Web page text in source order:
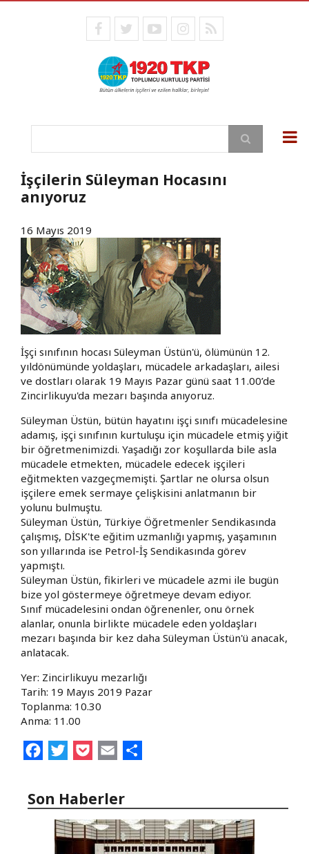
facebooktwitteryoutubeinstagram
RSS
Ara
İşçilerin Süleyman Hocasını
anıyoruz
16 Mayıs 2019
İşçi sınıfının hocası Süleyman Üstün'ü, ölümünün 12.
yıldönümünde yoldaşları, mücadele arkadaşları, ailesi
ve dostları olarak 19 Mayıs Pazar günü saat 11.00’de
Zincirlikuyu'da mezarı başında anıyoruz.
Süleyman Üstün, bütün hayatını işçi sınıfı mücadelesine
adamış, işçi sınıfının kurtuluşu için mücadele etmiş yiğit
bir öğretmenimizdi. Yaşadığı zor koşullarda bile asla
mücadele etmekten, mücadele edecek işçileri
eğitmekten vazgeçmemişti. Şartlar ne olursa olsun
işçilere emek sermaye çelişkisini anlatmanın bir
yolunu bulmuştu.
Süleyman Üstün, Türkiye Öğretmenler Sendikasında
çalışmış, DİSK'te eğitim uzmanlığı yapmış, yaşamının
son yıllarında ise Petrol-İş Sendikasında görev
yapmıştı.
Süleyman Üstün, fikirleri ve mücadele azmi ile bugün
bize yol göstermeye öğretmeye devam ediyor.
Sınıf mücadelesini ondan öğrenenler, onu örnek
alanlar, onunla birlikte mücadele eden yoldaşları
mezarı başında bir kez daha Süleyman Üstün'ü anacak,
anlatacak.
Yer: Zincirlikuyu mezarlığı
Tarih: 19 Mayıs 2019 Pazar
Toplanma: 10.30
Anma: 11.00
FacebookTwitterPocketEmail
Son Haberler